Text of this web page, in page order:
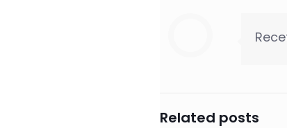
Related posts